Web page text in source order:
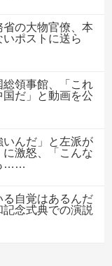
の大物官僚、本
ポストに送ら
領事館、「これ
だ」と動画を公
いんだ」と左派が
に激怒、「こんな
……
る自覚はあるんだ
念式典での演説